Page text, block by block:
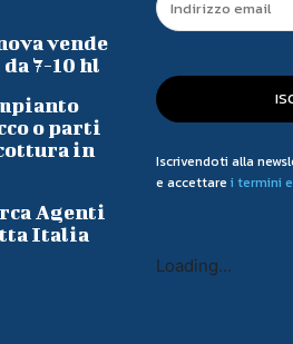
vende
7-10 hl
o parti
in
Agenti
Italia
Iscrivendoti alla
e accettare i termini
Loading...